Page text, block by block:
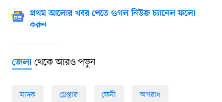
প্রথম আলোর খবর পেতে গুগল নিউজ চ্যানেল ফলো
করুন
জেলাথেকে আরও পড়ুন
মাদক গ্রেপ্তার ফেনী অপরাধ